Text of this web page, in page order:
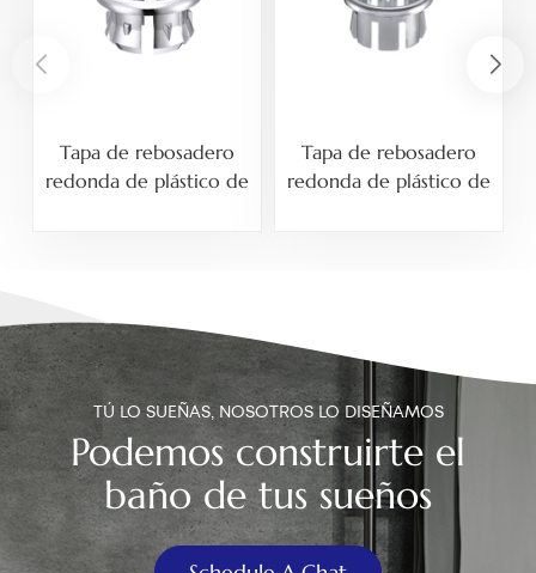
Tapa de rebosadero
redonda de plástico de
Tapa de rebosadero
redonda de plástico de
TÚ LO SUEÑAS, NOSOTROS LO DISEÑAMOS
Podemos construirte el
baño de tus sueños